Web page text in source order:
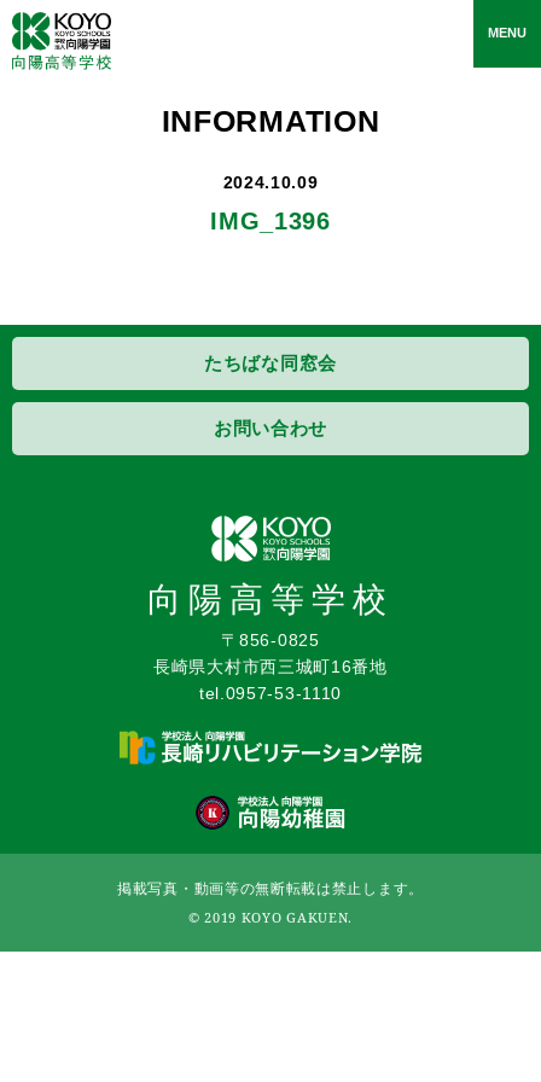
toggle
MENU
INFORMATION
2024.10.09
IMG_1396
たちばな同窓会
お問い合わせ
向陽高等学校
〒856-0825
長崎県大村市西三城町16番地
tel.0957-53-1110
掲載写真・動画等の無断転載は禁止します。
© 2019 KOYO GAKUEN.